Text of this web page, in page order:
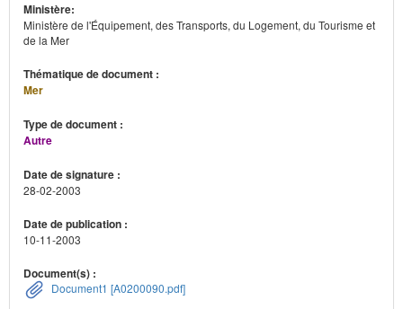
Ministère:
Ministère de l'Équipement, des Transports, du Logement, du Tourisme et
de la Mer
Thématique de document :
Mer
Type de document :
Autre
Date de signature :
28-02-2003
Date de publication :
10-11-2003
Document(s) :
Document1 [A0200090.pdf]